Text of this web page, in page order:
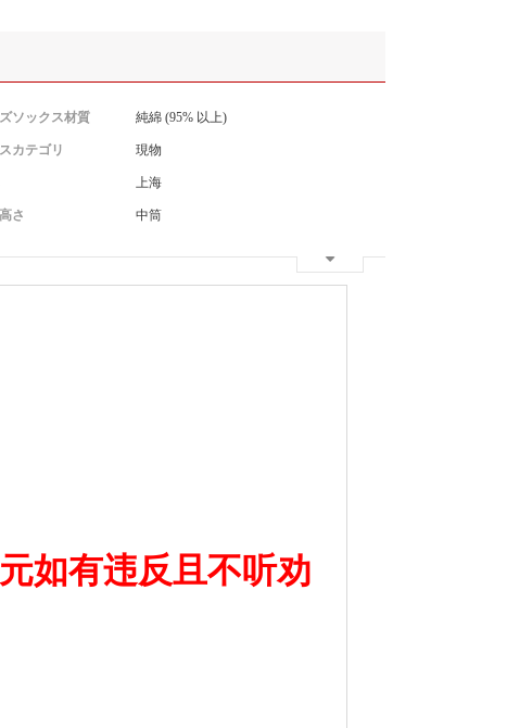
ソックス材質 純綿 (95% 以上)
カテゴリ 現物
上海
さ 中筒
如有违反且不听劝